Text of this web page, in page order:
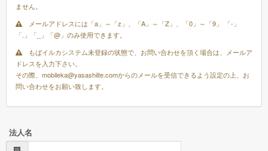
ません。
メールアドレスには「a」～「z」、「A」～「Z」、「0」～「9」 「-」
「.」「_」「@」のみ使用できます。
もばイルカシステム未登録の状態で、お問い合わせを頂く場合は、メールア
ドレスを入力下さい。
その際、mobileka@yasashiite.comからのメールを受信できるよう設定の上、お
問い合わせをお願い致します。
法人名